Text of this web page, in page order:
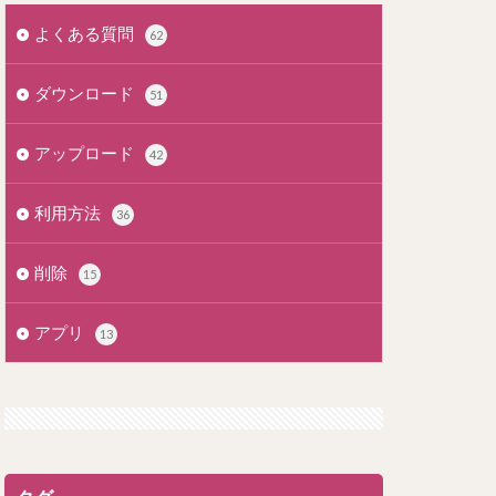
よくある質問 62
ダウンロード 51
アップロード 42
利用方法 36
削除 15
アプリ 13